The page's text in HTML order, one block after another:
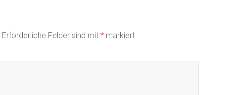
Erforderliche Felder sind mit * markiert